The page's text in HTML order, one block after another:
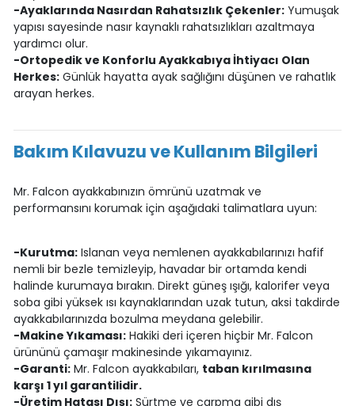
-Ayaklarında Nasırdan Rahatsızlık Çekenler:Yumuşak
yapısı sayesinde nasır kaynaklı rahatsızlıkları azaltmaya
yardımcı olur.
-Ortopedik ve Konforlu Ayakkabıya İhtiyacı Olan
Herkes:Günlük hayatta ayak sağlığını düşünen ve rahatlık
arayan herkes.
Bakım Kılavuzu ve Kullanım Bilgileri
Mr. Falcon ayakkabınızın ömrünü uzatmak ve
performansını korumak için aşağıdaki talimatlara uyun:
-Kurutma:Islanan veya nemlenen ayakkabılarınızı hafif
nemli bir bezle temizleyip, havadar bir ortamda kendi
halinde kurumaya bırakın. Direkt güneş ışığı, kalorifer veya
soba gibi yüksek ısı kaynaklarından uzak tutun, aksi takdirde
ayakkabılarınızda bozulma meydana gelebilir.
-Makine Yıkaması:Hakiki deri içeren hiçbir Mr. Falcon
ürününü çamaşır makinesinde yıkamayınız.
-Garanti:Mr. Falcon ayakkabıları, taban kırılmasına
karşı 1 yıl garantilidir.
-Üretim Hatası Dışı:Sürtme ve çarpma gibi dış